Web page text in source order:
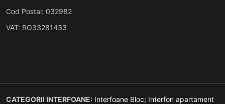
Cod Postal: 032982
VAT: RO33281433
CATEGORII INTERFOANE: Interfoane Bloc; Interfon apartament